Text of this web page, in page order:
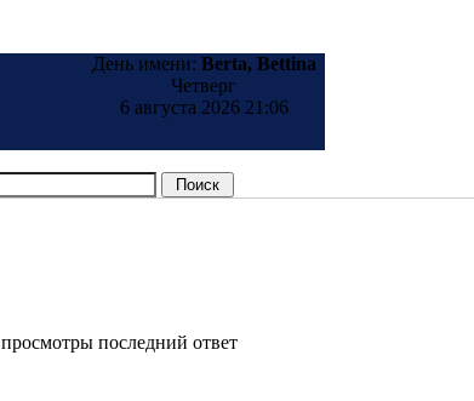
День имени: Berta, Bettina
Четверг
6 августа 2026 21:06
просмотры последний ответ